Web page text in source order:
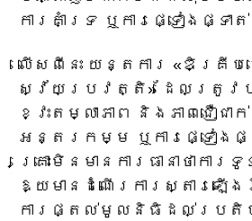
ការគាំទ្រ ឬការផ្ទៀងផ្ទាត់
លើសពីនេះ យន្តការ «ឌិគ្រីប
ស្វ័យប្រវត្តិ» ដែលត្រូវប
ខ្វះតម្លាភាព និងភាពជឿជា
អន្តរកម្ម ឬការផ្ទៀងផ្
គ្រោះមិនមានការធានាថាកា
ឱ្យមានដំណើរការស្តារឡើ
ការផ្តល់មូលនិធិដល់ប្រតិបត្